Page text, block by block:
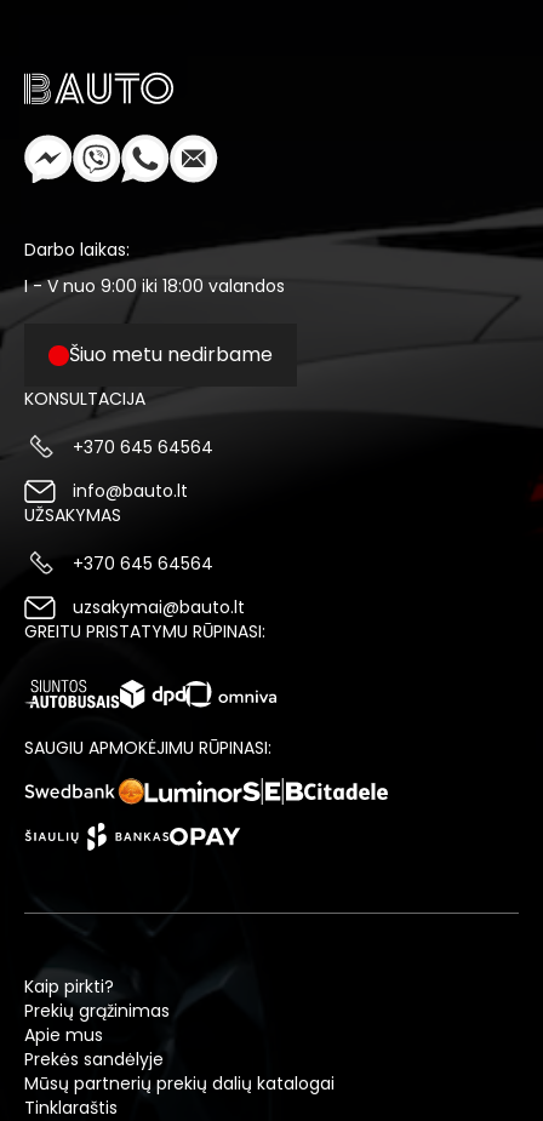
Darbo laikas:
I - V nuo 9:00 iki 18:00 valandos
Šiuo metu nedirbame
KONSULTACIJA
+370 645 64564
info@bauto.lt
UŽSAKYMAS
+370 645 64564
uzsakymai@bauto.lt
GREITU PRISTATYMU RŪPINASI:
SAUGIU APMOKĖJIMU RŪPINASI:
Kaip pirkti?
Prekių grąžinimas
Apie mus
Prekės sandėlyje
Mūsų partnerių prekių dalių katalogai
Tinklaraštis